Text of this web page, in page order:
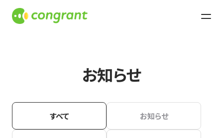
お知らせ
すべて お知らせ